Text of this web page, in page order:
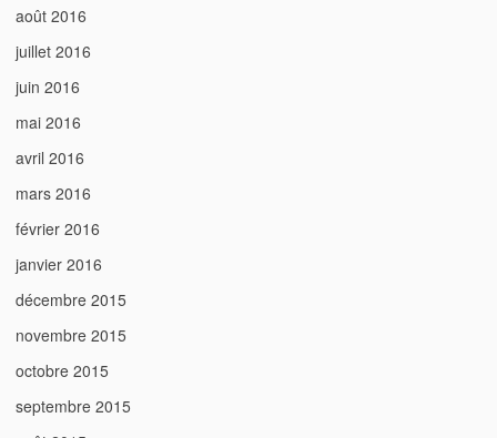
août 2016
juillet 2016
juin 2016
mai 2016
avril 2016
mars 2016
février 2016
janvier 2016
décembre 2015
novembre 2015
octobre 2015
septembre 2015